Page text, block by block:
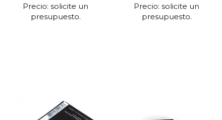
Precio: solicite un
presupuesto.
Precio: solicite un
presupuesto.